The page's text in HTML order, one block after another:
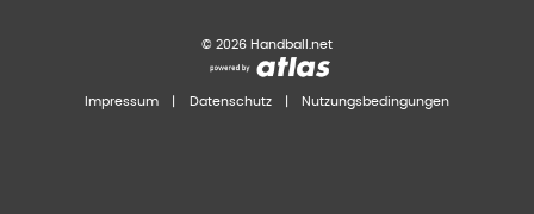
© 2026 Handball.net
Impressum Datenschutz Nutzungsbedingungen